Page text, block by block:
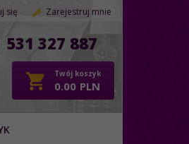
się Zarejestruj mnie
531 327 887
Twój koszyk
0.00 PLN